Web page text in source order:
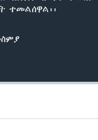
ተመልሰዋል፡፡